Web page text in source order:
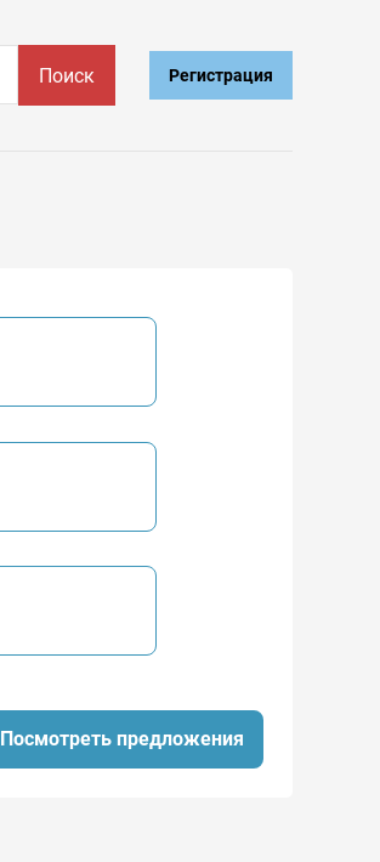
Поиск Регистрация
Посмотреть предложения